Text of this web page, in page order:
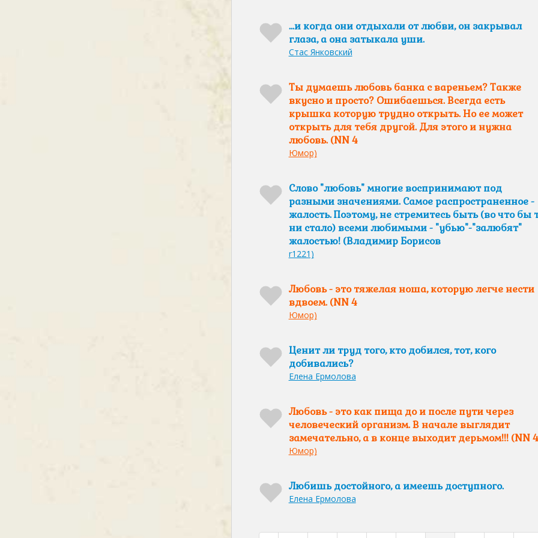
...и когда они отдыхали от любви, он закрывал
глаза, а она затыкала уши.
Стас Янковский
Ты думаешь любовь банка с вареньем? Также
вкусно и просто? Ошибаешься. Всегда есть
крышка которую трудно открыть. Но ее может
открыть для тебя другой. Для этого и нужна
любовь. (NN 4
Юмор)
Слово "любовь" многие воспринимают под
разными значениями. Самое распространенное -
жалость. Поэтому, не стремитесь быть (во что бы
ни стало) всеми любимыми - "убью"-"залюбят"
жалостью! (Владимир Борисов
r1221)
Любовь - это тяжелая ноша, которую легче нести
вдвоем. (NN 4
Юмор)
Ценит ли труд того, кто добился, тот, кого
добивались?
Елена Ермолова
Любовь - это как пища до и после пути через
человеческий организм. В начале выглядит
замечательно, а в конце выходит дерьмом!!! (NN 4
Юмор)
Любишь достойного, а имеешь доступного.
Елена Ермолова